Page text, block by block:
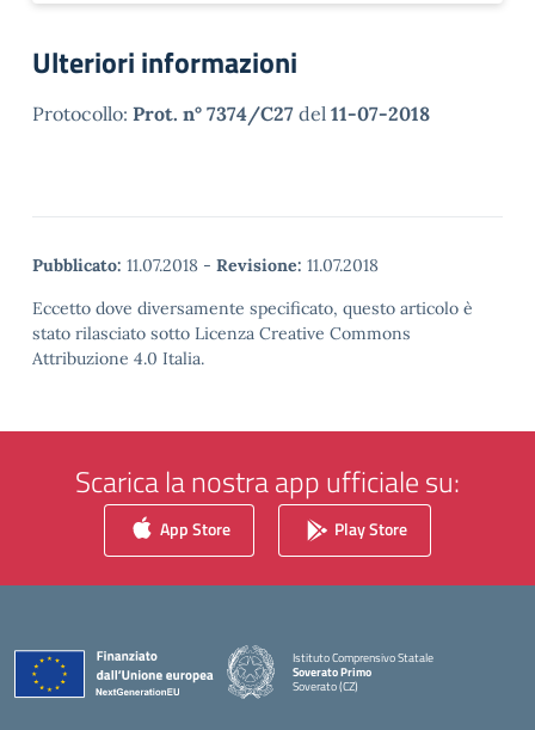
Ulteriori informazioni
Protocollo: Prot. n° 7374/C27 del 11-07-2018
Pubblicato: 11.07.2018 - Revisione: 11.07.2018
Eccetto dove diversamente specificato, questo articolo è
stato rilasciato sotto Licenza Creative Commons
Attribuzione 4.0 Italia.
Scarica la nostra app ufficiale su:
App Store Play Store
Istituto Comprensivo Statale
Soverato Primo
Soverato (CZ)